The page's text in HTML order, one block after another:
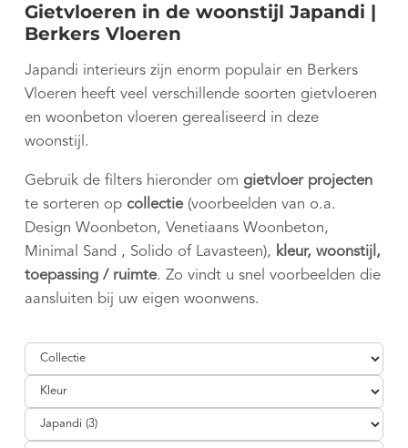
Gietvloeren in de woonstijl Japandi |
Berkers Vloeren
Japandi interieurs zijn enorm populair en Berkers
Vloeren heeft veel verschillende soorten gietvloeren
en woonbeton vloeren gerealiseerd in deze
woonstijl.
Gebruik de filters hieronder omgietvloer projecten
te sorteren opcollectie(voorbeelden van o.a.
Design Woonbeton, Venetiaans Woonbeton,
Minimal Sand , Solido of Lavasteen), kleur, woonstijl,
toepassing / ruimte. Zo vindt u snel voorbeelden die
aansluiten bij uw eigen woonwens.